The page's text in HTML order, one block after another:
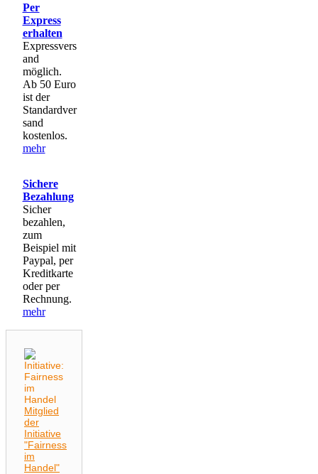
Per
Express
erhalten
Expressvers
and
möglich.
Ab 50 Euro
ist der
Standardver
sand
kostenlos.
mehr
Sichere
Bezahlung
Sicher
bezahlen,
zum
Beispiel mit
Paypal, per
Kreditkarte
oder per
Rechnung.
mehr
Mitglied
der
Initiative
"Fairness
im
Handel"